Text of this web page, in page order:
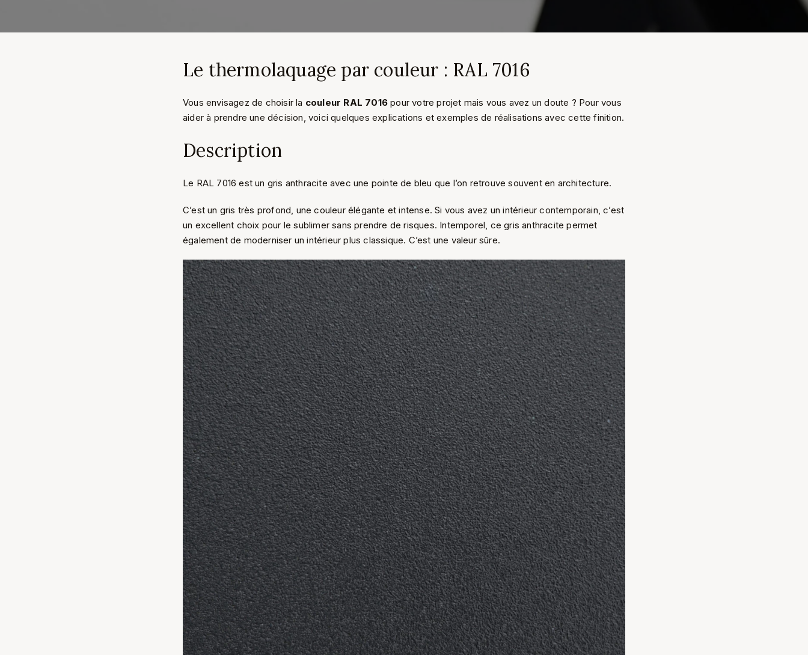
Le thermolaquage par couleur : RAL 7016
Vous envisagez de choisir la couleur RAL 7016 pour votre projet mais vous avez un doute ? Pour vous
aider à prendre une décision, voici quelques explications et exemples de réalisations avec cette finition.
Description
Le RAL 7016 est un gris anthracite avec une pointe de bleu que l’on retrouve souvent en architecture.
C’est un gris très profond, une couleur élégante et intense. Si vous avez un intérieur contemporain, c’est
un excellent choix pour le sublimer sans prendre de risques. Intemporel, ce gris anthracite permet
également de moderniser un intérieur plus classique. C’est une valeur sûre.